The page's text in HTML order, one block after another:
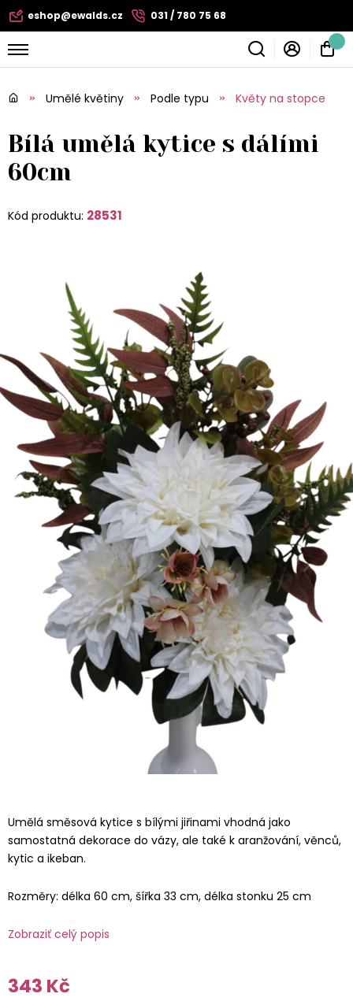
eshop@ewalds.cz 031 / 780 75 68
Umělé květiny Podle typu Květy na stopce
Bílá umělá kytice s dálími
60cm
Kód produktu: 28531
Umělá směsová kytice s bílými jiřinami vhodná jako
samostatná dekorace do vázy, ale také k aranžování, věnců,
kytic a ikeban.
Rozměry: délka 60 cm, šířka 33 cm, délka stonku 25 cm
Zobraziť celý popis
343 Kč